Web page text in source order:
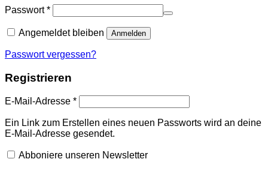
Passwort*
Angemeldet bleiben Anmelden
Passwort vergessen?
Registrieren
E-Mail-Adresse *
Ein Link zum Erstellen eines neuen Passworts wird an deine
E-Mail-Adresse gesendet.
Abboniere unseren Newsletter